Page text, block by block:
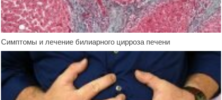
Симптомы и лечение билиарного цирроза печени